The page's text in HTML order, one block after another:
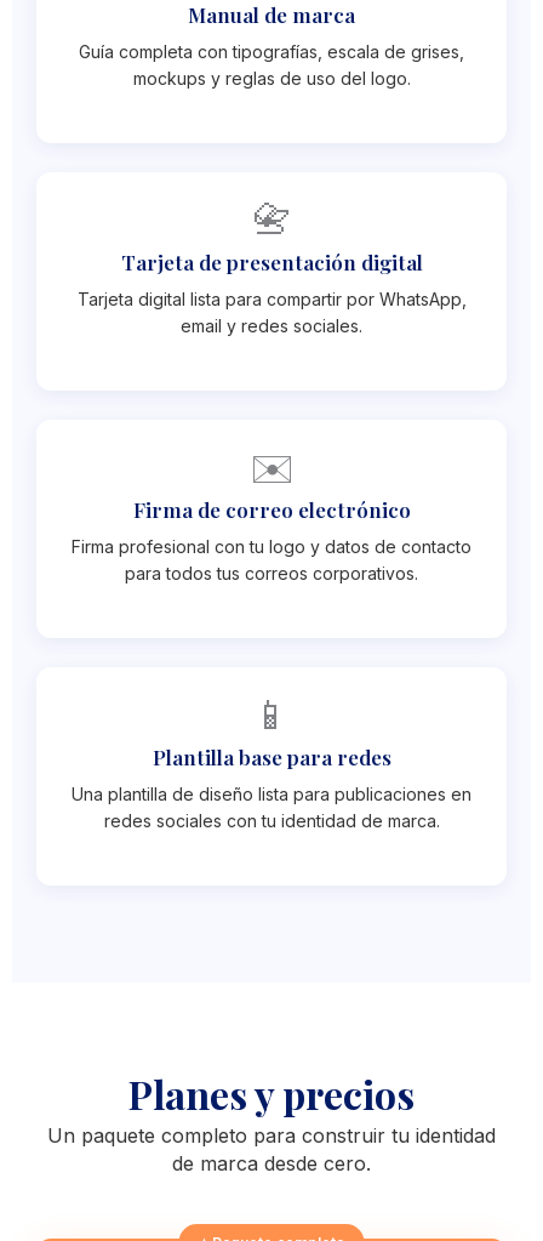
Manual de marca
Guía completa con tipografías, escala de grises,
mockups y reglas de uso del logo.
📇
Tarjeta de presentación digital
Tarjeta digital lista para compartir por WhatsApp,
email y redes sociales.
✉️
Firma de correo electrónico
Firma profesional con tu logo y datos de contacto
para todos tus correos corporativos.
📱
Plantilla base para redes
Una plantilla de diseño lista para publicaciones en
redes sociales con tu identidad de marca.
Planes y precios
Un paquete completo para construir tu identidad
de marca desde cero.